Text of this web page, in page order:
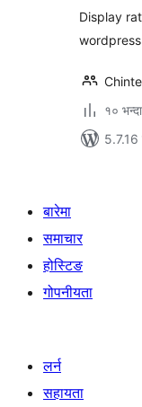
Display
१०
5.7.16
बारेमा
समाचार
होस्टिङ
गोपनीयता
लर्न
सहायता